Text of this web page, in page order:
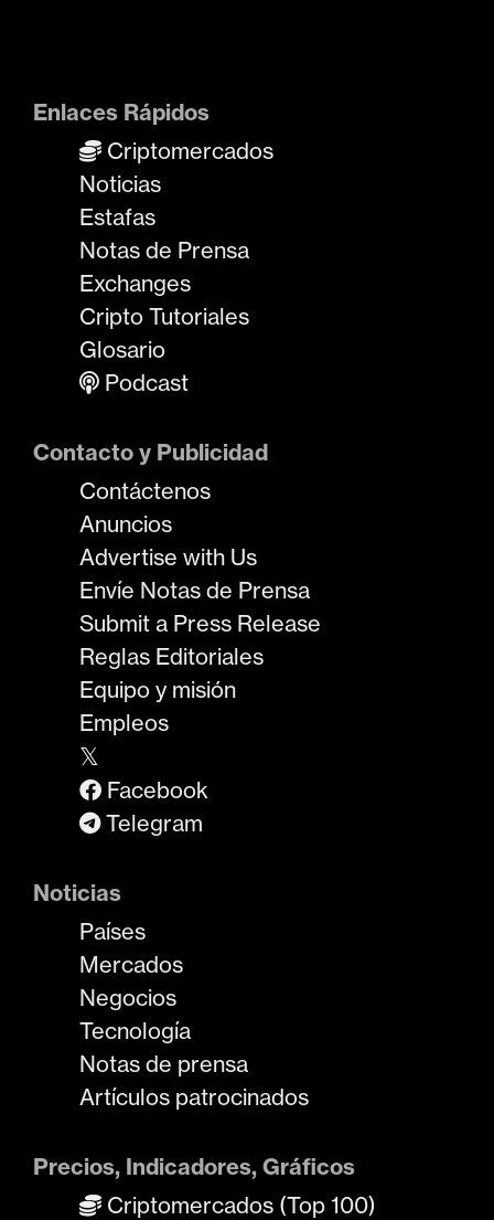
dEnlaces Rápidos
Criptomercados
Noticias
Estafas
Notas de Prensa
Exchanges
Cripto Tutoriales
Glosario
Podcast
Contacto y Publicidad
Contáctenos
Anuncios
Advertise with Us
Envíe Notas de Prensa
Submit a Press Release
Reglas Editoriales
Equipo y misión
Empleos
𝕏
Facebook
Telegram
Noticias
Países
Mercados
Negocios
Tecnología
Notas de prensa
Artículos patrocinados
Precios, Indicadores, Gráficos
Criptomercados (Top 100)